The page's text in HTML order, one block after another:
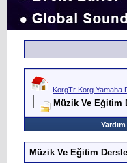
KorgTr Korg Yamaha
Müzik Ve Eğitim
Yardım
Müzik Ve Eğitim